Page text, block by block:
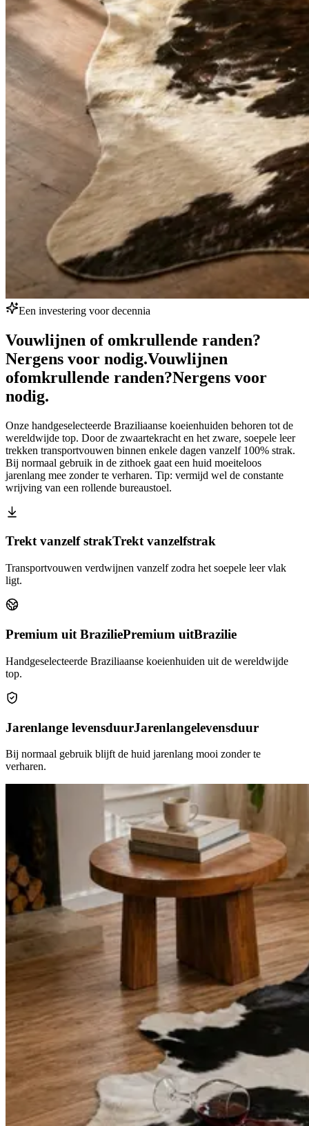
Een investering voor decennia
Vouwlijnen of omkrullende randen?
Nergens voor nodig.Vouwlijnen
ofomkrullende randen?Nergens voor
nodig.
Onze handgeselecteerde Braziliaanse koeienhuiden behoren tot de
wereldwijde top. Door de zwaartekracht en het zware, soepele leer
trekken transportvouwen binnen enkele dagen vanzelf 100% strak.
Bij normaal gebruik in de zithoek gaat een huid moeiteloos
jarenlang mee zonder te verharen. Tip: vermijd wel de constante
wrijving van een rollende bureaustoel.
Trekt vanzelf strakTrekt vanzelfstrak
Transportvouwen verdwijnen vanzelf zodra het soepele leer vlak
ligt.
Premium uit BraziliePremium uitBrazilie
Handgeselecteerde Braziliaanse koeienhuiden uit de wereldwijde
top.
Jarenlange levensduurJarenlangelevensduur
Bij normaal gebruik blijft de huid jarenlang mooi zonder te
verharen.